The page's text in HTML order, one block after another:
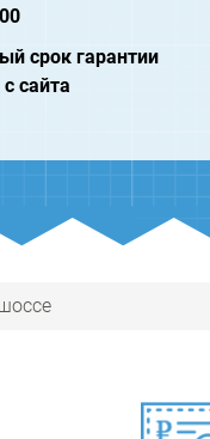
срок гарантии
сайта